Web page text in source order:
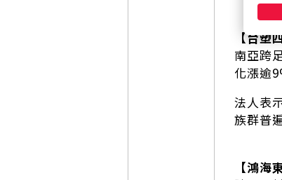
【台
南亞跨
化漲逾
法人表
族群普
【鴻海